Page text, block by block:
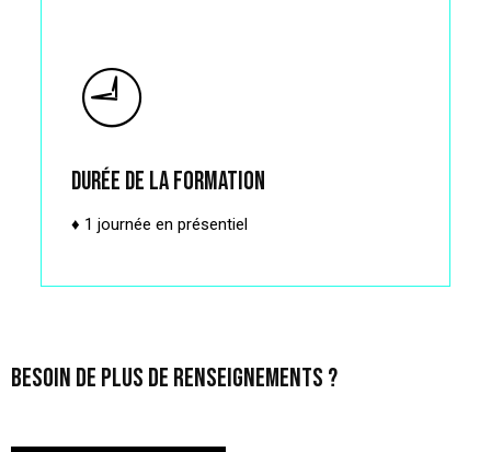
durée de la formation
♦ 1 journée en présentiel
BESOIN DE PLUS DE RENSEIGNEMENTS ?